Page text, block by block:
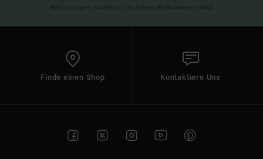
Bedingungen findest du in deiner Willkommens-Mail
Finde einen Shop Kontaktiere Uns